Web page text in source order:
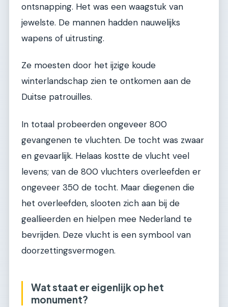
ontsnapping. Het was een waagstuk van
jewelste. De mannen hadden nauwelijks
wapens of uitrusting.
Ze moesten door het ijzige koude
winterlandschap zien te ontkomen aan de
Duitse patrouilles.
In totaal probeerden ongeveer 800
gevangenen te vluchten. De tocht was zwaar
en gevaarlijk. Helaas kostte de vlucht veel
levens; van de 800 vluchters overleefden er
ongeveer 350 de tocht. Maar diegenen die
het overleefden, slooten zich aan bij de
geallieerden en hielpen mee Nederland te
bevrijden. Deze vlucht is een symbool van
doorzettingsvermogen.
Wat staat er eigenlijk op het
monument?